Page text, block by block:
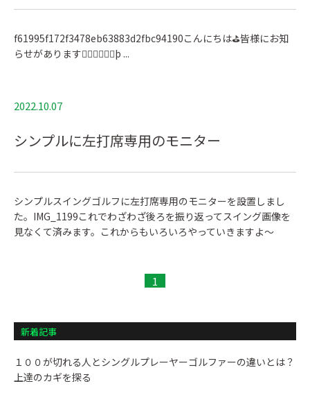
新着記事
１００が切れる人とシングルプレーヤーゴルファーの違いとは？
上達のカギを探る
f61995f172f3478eb63883d2fbc94190こんにちは⛳️皆様にお知
らせがあります🙇🏽‍♀️🙇🏽‍♀þ ...
2022.10.07
シンプルに左打席専用のモニター
シンプルスイングゴルフに左打席専用のモニターを設置しまし
た。IMG_1199これでわざわざ後ろを振り返ってスイング画像を
見なくて済みます。これからもいろいろやっていきますよ～
1